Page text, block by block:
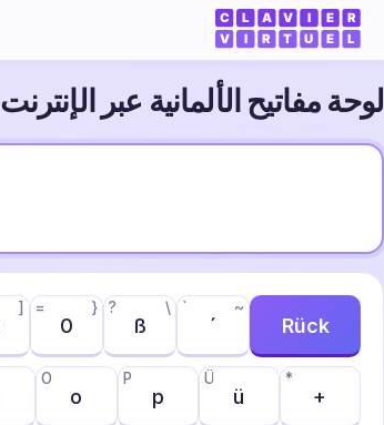
لوحة مفاتيح الألمانية عبر الإنترنت
]
0
= }
ß
? \
´
` ~
Rück
o
O
p
P
ü
Ü
+
*